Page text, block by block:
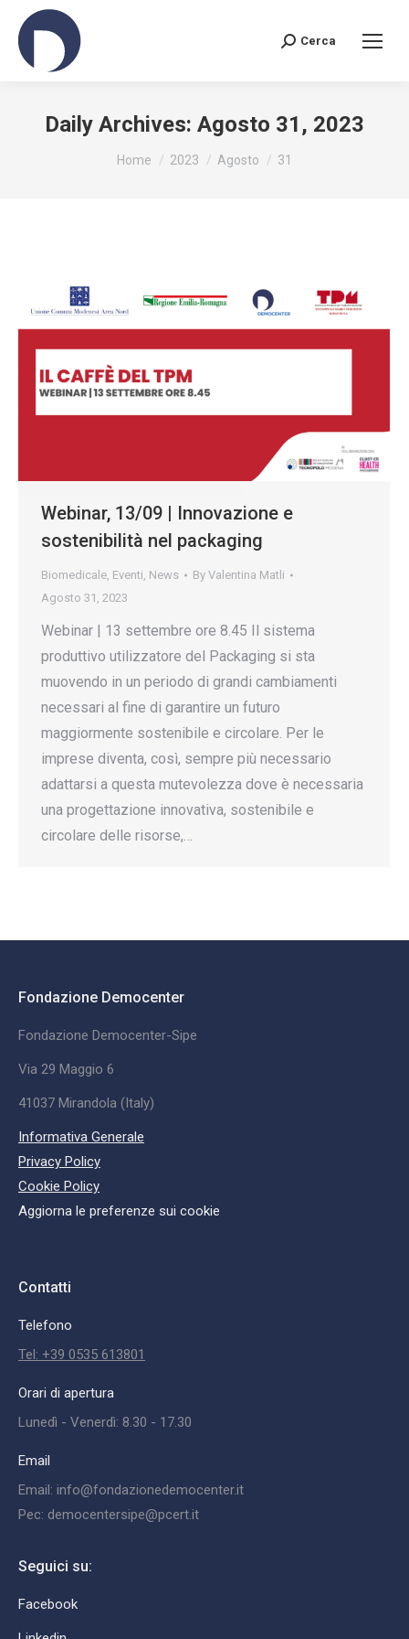
Search:
Cerca
Daily Archives: Agosto 31, 2023
You are here:
Home 2023 Agosto 31
Webinar, 13/09 | Innovazione e
sostenibilità nel packaging
Biomedicale, Eventi, News By Valentina Matli
Agosto 31, 2023
Webinar | 13 settembre ore 8.45 Il sistema
produttivo utilizzatore del Packaging si sta
muovendo in un periodo di grandi cambiamenti
necessari al fine di garantire un futuro
maggiormente sostenibile e circolare. Per le
imprese diventa, così, sempre più necessario
adattarsi a questa mutevolezza dove è necessaria
una progettazione innovativa, sostenibile e
circolare delle risorse,…
Fondazione Democenter
Fondazione Democenter-Sipe
Via 29 Maggio 6
41037 Mirandola (Italy)
Informativa Generale
Privacy Policy
Cookie Policy
Aggiorna le preferenze sui cookie
Contatti
Telefono
Tel: +39 0535 613801
Orari di apertura
Lunedì - Venerdì: 8.30 - 17.30
Email
Email: info@fondazionedemocenter.it
Pec: democentersipe@pcert.it
Seguici su:
Facebook